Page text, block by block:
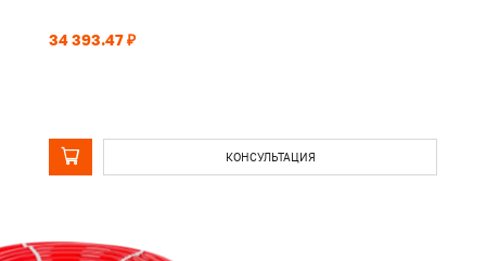
34 393.47 ₽
КОНСУЛЬТАЦИЯ